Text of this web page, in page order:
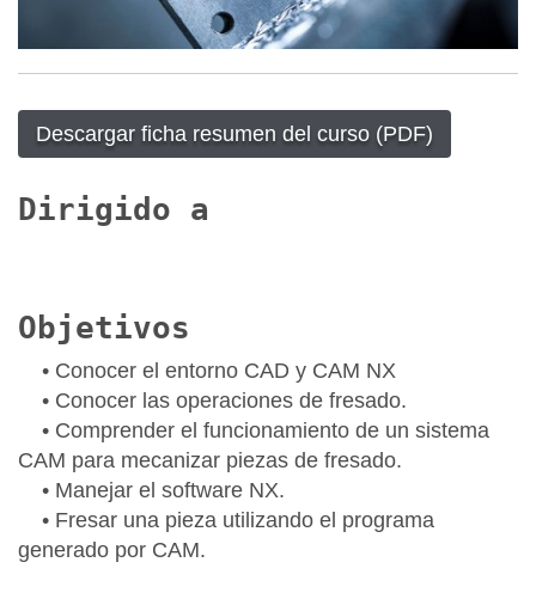
Descargar ficha resumen del curso (PDF)
Dirigido a
Objetivos
• Conocer el entorno CAD y CAM NX
• Conocer las operaciones de fresado.
• Comprender el funcionamiento de un sistema
CAM para mecanizar piezas de fresado.
• Manejar el software NX.
• Fresar una pieza utilizando el programa
generado por CAM.